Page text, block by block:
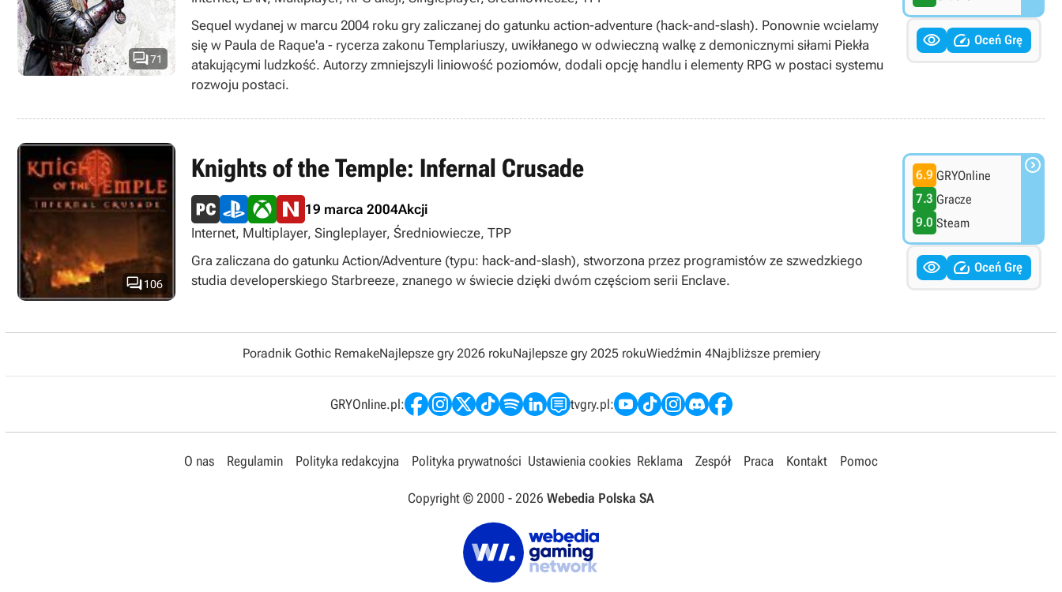
71
Sequel wydanej w marcu 2004 roku gry zaliczanej do gatunku action-adventure (hack-and-slash). Ponownie wcielamy
się w Paula de Raque'a - rycerza zakonu Templariuszy, uwikłanego w odwieczną walkę z demonicznymi siłami Piekła
atakującymi ludzkość. Autorzy zmniejszyli liniowość poziomów, dodali opcję handlu i elementy RPG w postaci systemu
rozwoju postaci.
  Oceń Grę
106
Knights of the Temple: Infernal Crusade
19 marca 2004Akcji
Internet, Multiplayer, Singleplayer, Średniowiecze, TPP
Gra zaliczana do gatunku Action/Adventure (typu: hack-and-slash), stworzona przez programistów ze szwedzkiego
studia developerskiego Starbreeze, znanego w świecie dzięki dwóm częściom serii Enclave.
6.9 GRYOnline
7.3 Gracze
9.0 Steam

  Oceń Grę
Poradnik Gothic RemakeNajlepsze gry 2026 rokuNajlepsze gry 2025 rokuWiedźmin 4Najbliższe premiery
GRYOnline.pl: tvgry.pl:
O nas Regulamin Polityka redakcyjna Polityka prywatności Ustawienia cookies Reklama Zespół Praca Kontakt Pomoc
Copyright © 2000 - 2026 Webedia Polska SA